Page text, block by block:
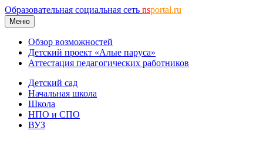
Образовательная социальная сеть nsportal.ru
Меню
Обзор возможностей
Детский проект «Алые паруса»
Аттестация педагогических работников
Детский сад
Начальная школа
Школа
НПО и СПО
ВУЗ